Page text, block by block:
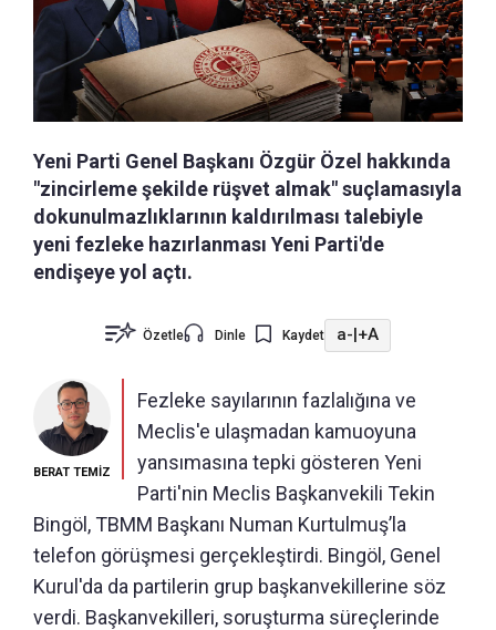
Yeni Parti Genel Başkanı Özgür Özel hakkında
"zincirleme şekilde rüşvet almak" suçlamasıyla
dokunulmazlıklarının kaldırılması talebiyle
yeni fezleke hazırlanması Yeni Parti'de
endişeye yol açtı.
Özetle Dinle Kaydet a- +A
BERAT TEMİZ
Fezleke sayılarının fazlalığına ve
Meclis'e ulaşmadan kamuoyuna
yansımasına tepki gösteren Yeni
Parti'nin Meclis Başkanvekili Tekin
Bingöl, TBMM Başkanı Numan Kurtulmuş’la
telefon görüşmesi gerçekleştirdi. Bingöl, Genel
Kurul'da da partilerin grup başkanvekillerine söz
verdi. Başkanvekilleri, soruşturma süreçlerinde